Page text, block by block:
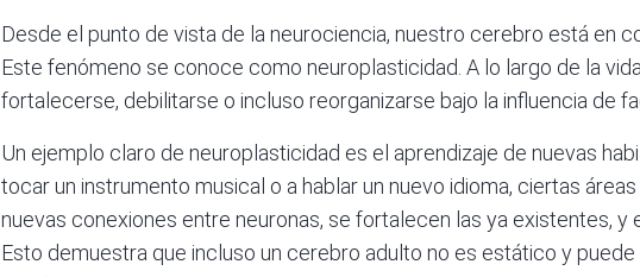
Desde el punto de vista de la neurociencia, nuestro cerebro está en
Este fenómeno se conoce como neuroplasticidad. A lo largo de la
fortalecerse, debilitarse o incluso reorganizarse bajo la influencia de
Un ejemplo claro de neuroplasticidad es el aprendizaje de nuevas
tocar un instrumento musical o a hablar un nuevo idioma, ciertas
nuevas conexiones entre neuronas, se fortalecen las ya existentes, y
Esto demuestra que incluso un cerebro adulto no es estático y